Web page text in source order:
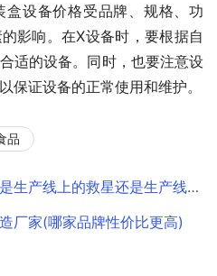
设备价格受品牌、规格、功
影响。在X设备时，要根据自
适的设备。同时，也要注意设
保证设备的正常使用和维护。
品
线上的救星还是生产线上的瓶颈
厂家(哪家品牌性价比更高)